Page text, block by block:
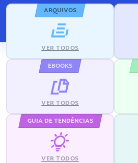
ARQUIVOS
VER TODOS
EBOOKS
VER TODOS
GUIA DE TENDÊNCIAS
VER TODOS